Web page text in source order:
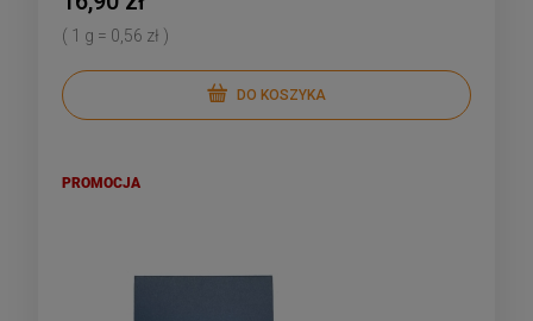
( 1 g = 0,56 zł )
DO KOSZYKA
PROMOCJA